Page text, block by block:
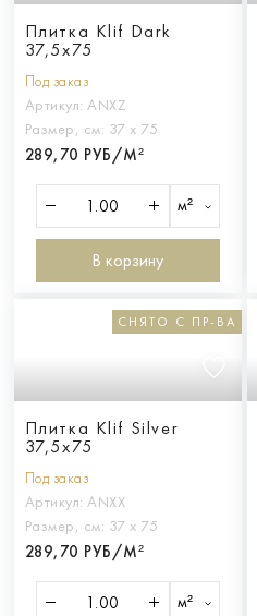
Плитка Klif Dark
37,5x75
Под заказ
Артикул: ANXZ
Размер, см: 37 х 75
289,70 РУБ/М²
м²
В корзину
СНЯТО С ПР-ВА
Плитка Klif Silver
37,5x75
Под заказ
Артикул: ANXX
Размер, см: 37 х 75
289,70 РУБ/М²
м²